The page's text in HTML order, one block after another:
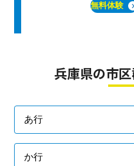
無料体験
兵庫県の市
あ行
か行